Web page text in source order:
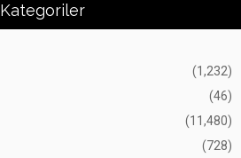
Kategoriler
(1,232)
(46)
(11,480)
(728)